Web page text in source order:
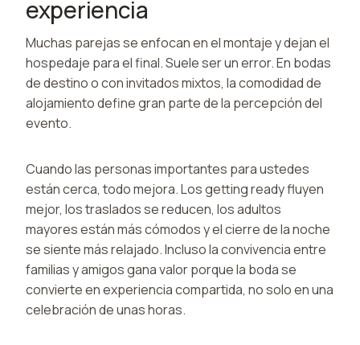
experiencia
Muchas parejas se enfocan en el montaje y dejan el
hospedaje para el final. Suele ser un error. En bodas
de destino o con invitados mixtos, la comodidad de
alojamiento define gran parte de la percepción del
evento.
Cuando las personas importantes para ustedes
están cerca, todo mejora. Los getting ready fluyen
mejor, los traslados se reducen, los adultos
mayores están más cómodos y el cierre de la noche
se siente más relajado. Incluso la convivencia entre
familias y amigos gana valor porque la boda se
convierte en experiencia compartida, no solo en una
celebración de unas horas.